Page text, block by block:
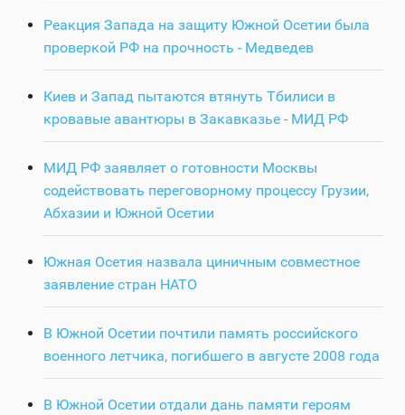
Реакция Запада на защиту Южной Осетии была
проверкой РФ на прочность - Медведев
Киев и Запад пытаются втянуть Тбилиси в
кровавые авантюры в Закавказье - МИД РФ
МИД РФ заявляет о готовности Москвы
содействовать переговорному процессу Грузии,
Абхазии и Южной Осетии
Южная Осетия назвала циничным совместное
заявление стран НАТО
В Южной Осетии почтили память российского
военного летчика, погибшего в августе 2008 года
В Южной Осетии отдали дань памяти героям